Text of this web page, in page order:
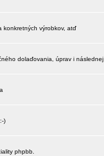
konkretných výrobkov, atď
dolaďovania, úprav i
)
phpbb.